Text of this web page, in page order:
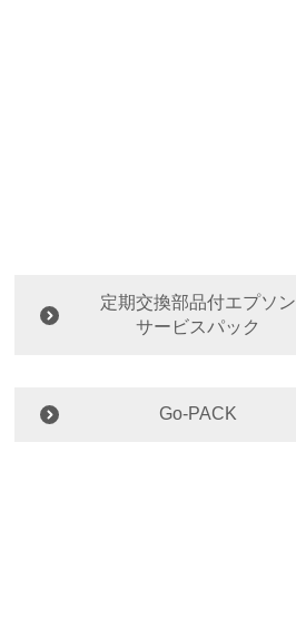
定期交換部品付エプソン
サービスパック
Go-PACK